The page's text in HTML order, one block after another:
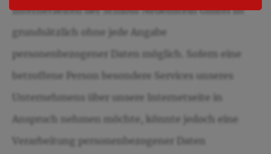
Internetseiten der Schloss Neuenstein GmbH ist
grundsätzlich ohne jede Angabe
personenbezogener Daten möglich. Sofern eine
betroffene Person besondere Services unseres
Unternehmens über unsere Internetseite in
Anspruch nehmen möchte, könnte jedoch eine
Verarbeitung personenbezogener Daten